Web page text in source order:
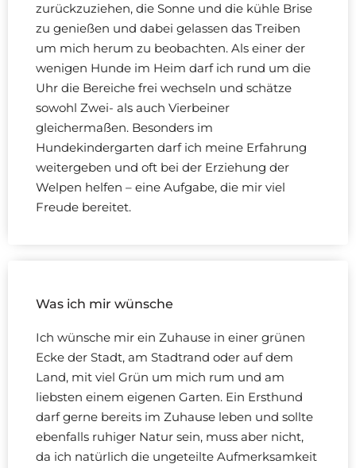
zurückzuziehen, die Sonne und die kühle Brise
zu genießen und dabei gelassen das Treiben
um mich herum zu beobachten. Als einer der
wenigen Hunde im Heim darf ich rund um die
Uhr die Bereiche frei wechseln und schätze
sowohl Zwei- als auch Vierbeiner
gleichermaßen. Besonders im
Hundekindergarten darf ich meine Erfahrung
weitergeben und oft bei der Erziehung der
Welpen helfen – eine Aufgabe, die mir viel
Freude bereitet.
Was ich mir wünsche
Ich wünsche mir ein Zuhause in einer grünen
Ecke der Stadt, am Stadtrand oder auf dem
Land, mit viel Grün um mich rum und am
liebsten einem eigenen Garten. Ein Ersthund
darf gerne bereits im Zuhause leben und sollte
ebenfalls ruhiger Natur sein, muss aber nicht,
da ich natürlich die ungeteilte Aufmerksamkeit